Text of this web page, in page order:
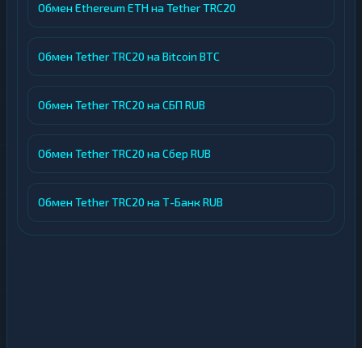
Обмен Ethereum ETH на Tether TRC20
Обмен Tether TRC20 на Bitcoin BTC
Обмен Tether TRC20 на СБП RUB
Обмен Tether TRC20 на Сбер RUB
Обмен Tether TRC20 на Т-Банк RUB